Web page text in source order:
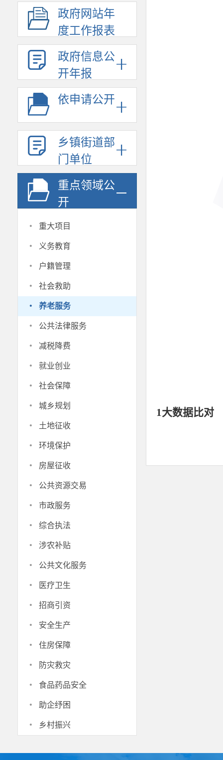
政府网站年
度工作报表
政府信息公
开年报
依申请公开
乡镇街道部
门单位
重点领域公
开
· 重大项目
· 义务教育
· 户籍管理
· 社会救助
· 养老服务
· 公共法律服务
· 减税降费
· 就业创业
· 社会保障
· 城乡规划
· 土地征收
· 环境保护
· 房屋征收
· 公共资源交易
· 市政服务
· 综合执法
· 涉农补贴
· 公共文化服务
· 医疗卫生
· 招商引资
· 安全生产
· 住房保障
· 防灾救灾
· 食品药品安全
· 助企纾困
· 乡村振兴
1大数据比对